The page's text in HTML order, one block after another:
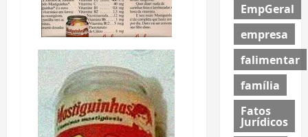
EmpGeral
empresa
falimentar
família
Fatos
Jurídicos